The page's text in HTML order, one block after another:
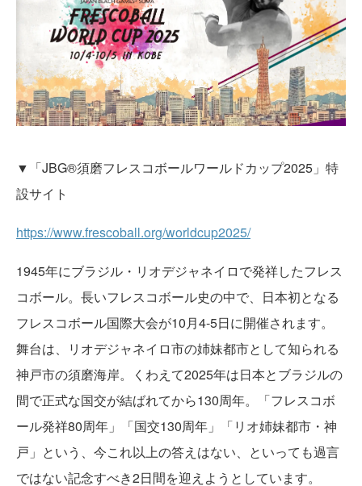
▼「JBG®須磨フレスコボールワールドカップ2025」特
設サイト
https://www.frescoball.org/worldcup2025/
1945年にブラジル・リオデジャネイロで発祥したフレス
コボール。長いフレスコボール史の中で、日本初となる
フレスコボール国際大会が10月4-5日に開催されます。
舞台は、リオデジャネイロ市の姉妹都市として知られる
神戸市の須磨海岸。くわえて2025年は日本とブラジルの
間で正式な国交が結ばれてから130周年。「フレスコボ
ール発祥80周年」「国交130周年」「リオ姉妹都市・神
戸」という、今これ以上の答えはない、といっても過言
ではない記念すべき2日間を迎えようとしています。